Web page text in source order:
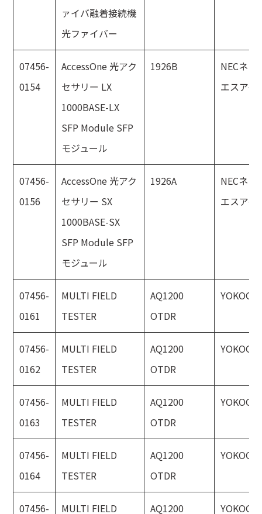
ァイバ融着接続機
光ファイバー
07456-
0154
AccessOne 光アク
セサリー LX
1000BASE-LX
SFP Module SFP
モジュール
1926B
NECネッ
エスアイ
07456-
0156
AccessOne 光アク
セサリー SX
1000BASE-SX
SFP Module SFP
モジュール
1926A
NECネッ
エスアイ
07456-
0161
MULTI FIELD
TESTER
AQ1200
OTDR
07456-
0162
MULTI FIELD
TESTER
AQ1200
OTDR
07456-
0163
MULTI FIELD
TESTER
AQ1200
OTDR
07456-
0164
MULTI FIELD
TESTER
AQ1200
OTDR
07456-
MULTI FIELD
AQ1200